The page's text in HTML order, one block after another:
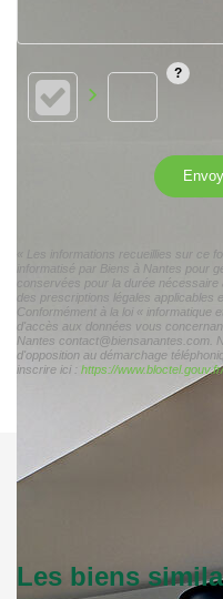
« Les informations recueillies sur ce
informatisé par Biens à Nantes pour
conservées pour la durée
des prescriptions légales applicables
Conformément à la loi « informatique
d'accès aux données vous
Nantes contact@biensanantes.com.
d'opposition au démarchage
inscrire ici : https://www.bloctel.gouv.fr/
Les biens